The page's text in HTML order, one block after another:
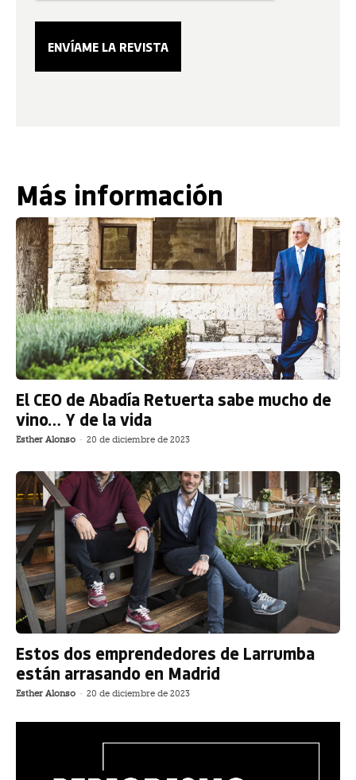
Más información
El CEO de Abadía Retuerta sabe mucho de
vino… Y de la vida
Esther Alonso - 20 de diciembre de 2023
Estos dos emprendedores de Larrumba
están arrasando en Madrid
Esther Alonso - 20 de diciembre de 2023